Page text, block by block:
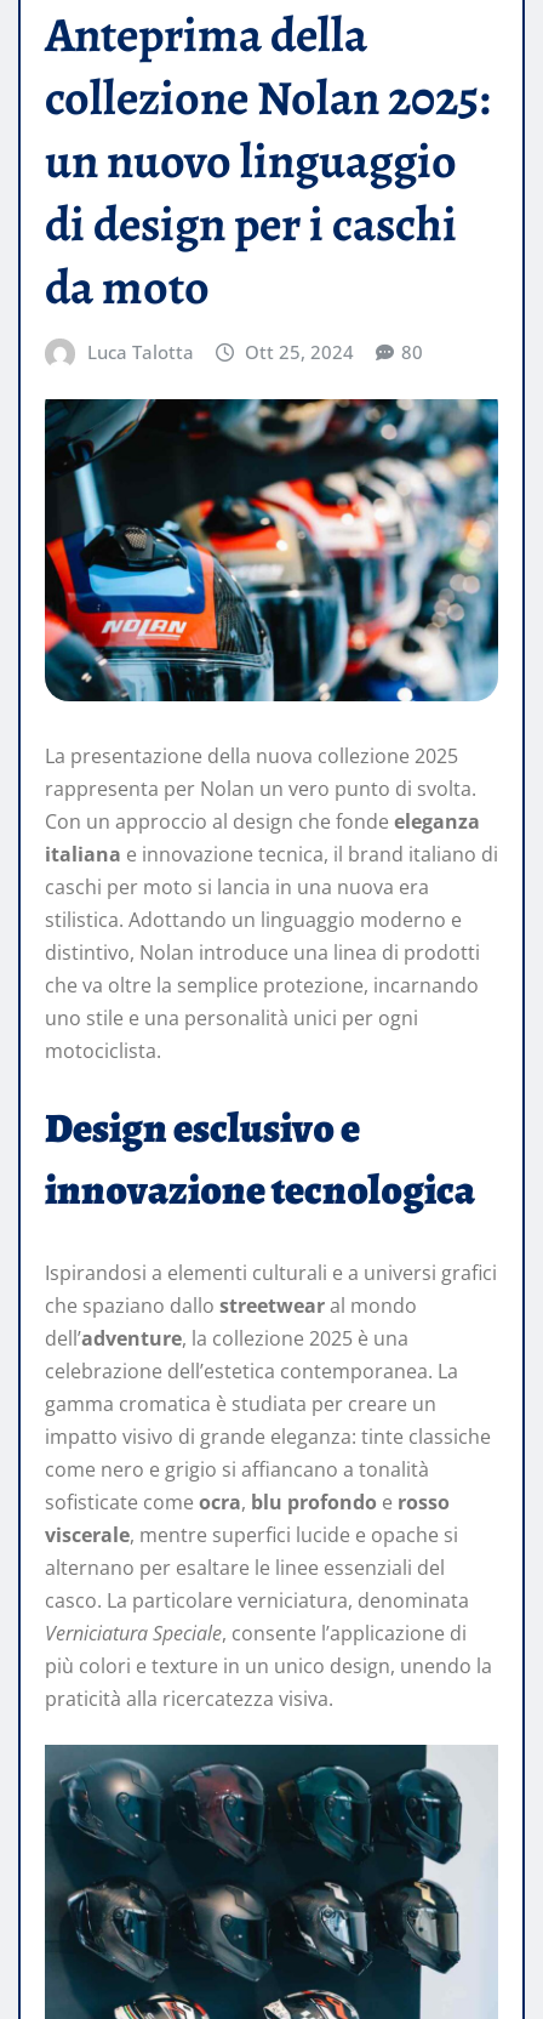
Anteprima della
collezione Nolan 2025:
un nuovo linguaggio
di design per i caschi
da moto
Luca Talotta Ott 25, 2024 80
La presentazione della nuova collezione 2025
rappresenta per Nolan un vero punto di svolta.
Con un approccio al design che fonde eleganza
italiana e innovazione tecnica, il brand italiano di
caschi per moto si lancia in una nuova era
stilistica. Adottando un linguaggio moderno e
distintivo, Nolan introduce una linea di prodotti
che va oltre la semplice protezione, incarnando
uno stile e una personalità unici per ogni
motociclista.
Design esclusivo e
innovazione tecnologica
Ispirandosi a elementi culturali e a universi grafici
che spaziano dallo streetwearal mondo
dell’adventure, la collezione 2025 è una
celebrazione dell’estetica contemporanea. La
gamma cromatica è studiata per creare un
impatto visivo di grande eleganza: tinte classiche
come nero e grigio si affiancano a tonalità
sofisticate come ocra, blu profondo e rosso
viscerale, mentre superfici lucide e opache si
alternano per esaltare le linee essenziali del
casco. La particolare verniciatura, denominata
Verniciatura Speciale, consente l’applicazione di
più colori e texture in un unico design, unendo la
praticità alla ricercatezza visiva.